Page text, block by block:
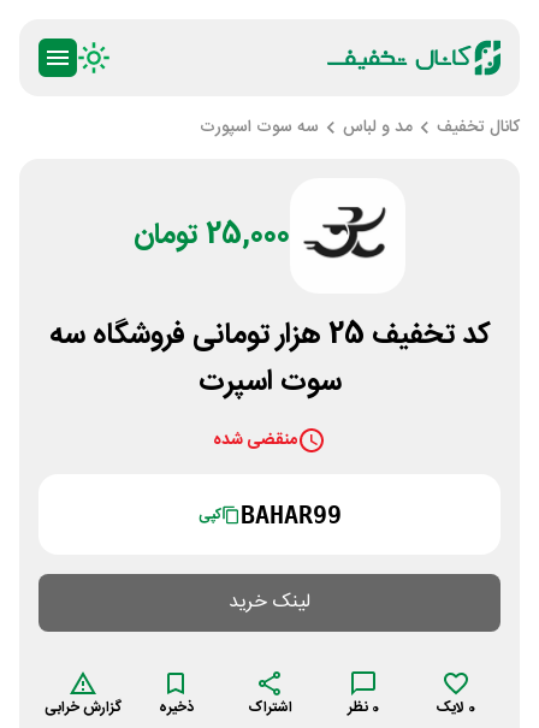
کانال تخفیف مد و لباس سه سوت اسپورت
25,000 تومان
کد تخفیف 25 هزار تومانی فروشگاه سه
سوت اسپرت
منقضی شده
BAHAR99 کپی
لینک خرید
0 لایک 0 نظر اشتراک ذخیره گزارش خرابی